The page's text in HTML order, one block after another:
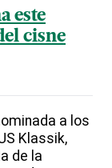
este
cisne
a los
Klassik,
de la